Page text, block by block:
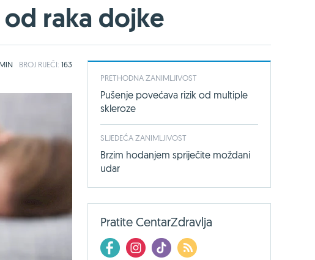
raka dojke
BROJ RIJEČI: 163
PRETHODNA ZANIMLJIVOST
Pušenje povećava rizik od multiple
skleroze
SLJEDEĆA ZANIMLJIVOST
Brzim hodanjem spriječite moždani
udar
Pratite CentarZdravlja